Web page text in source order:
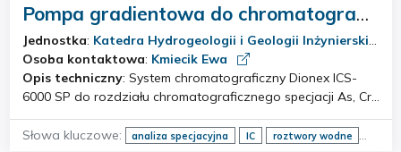
Pompa gradientowa do chromatografii
jonowej Dionex ICS-6000
Jednostka: Katedra Hydrogeologii i Geologii Inżynierskiej
Osoba kontaktowa: Kmiecik Ewa
Opis techniczny: System chromatograficzny Dionex ICS-
6000 SP do rozdziału chromatograficznego specjacji As, Cr,
Sb, Se i ich ilościowego oznaczenia w sprzężeniu ze
spektrometrią mas (ICP-MS): Pompa gradientowa model SP
Słowa kluczowe: analiza specjacyjna IC
roztwory wodne